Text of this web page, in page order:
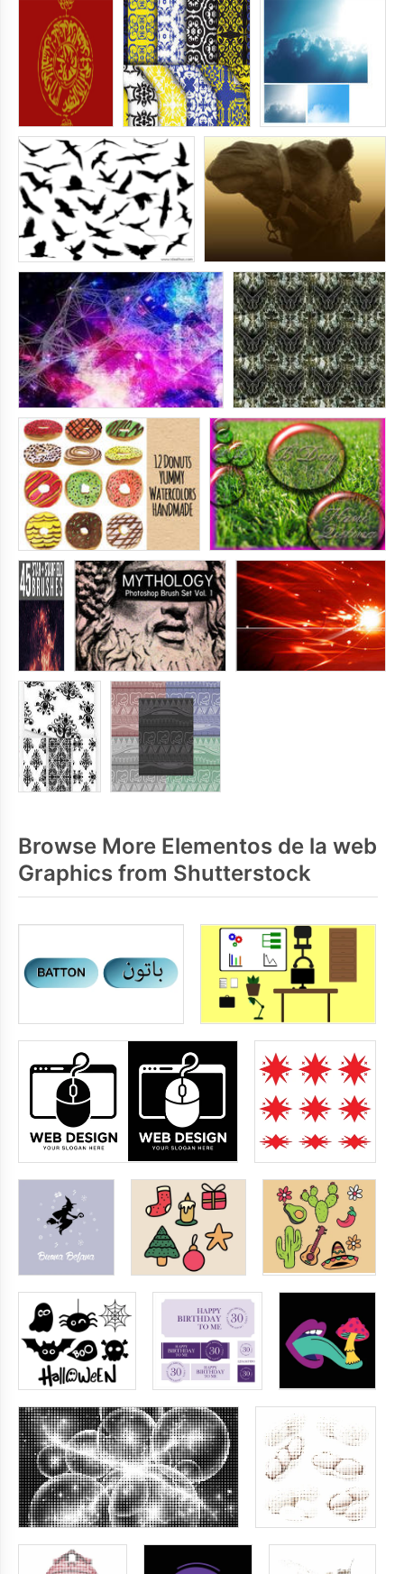
Browse More Elementos de la web
Graphics from Shutterstock